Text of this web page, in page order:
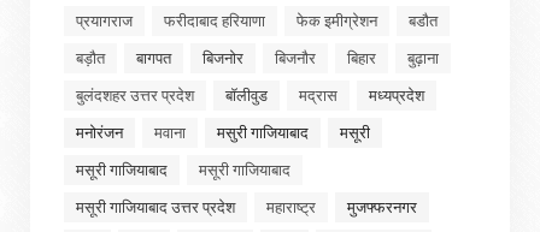
प्रयागराज
फरीदाबाद हरियाणा फेक इमीग्रेशन
बडौत
बड़ौत
बागपत बिजनोर बिजनौर बिहार
बुढ़ाना
बुलंदशहर उत्तर प्रदेश
बॉलीवुड मद्रास
मध्यप्रदेश
मनोरंजन
मवाना मसुरी गाजियाबाद
मसूरी
मसूरी गाजियाबाद
मसूरी गाजियाबाद
मसूरी गाजियाबाद उत्तर प्रदेश
महाराष्ट्र
मुजफ्फरनगर